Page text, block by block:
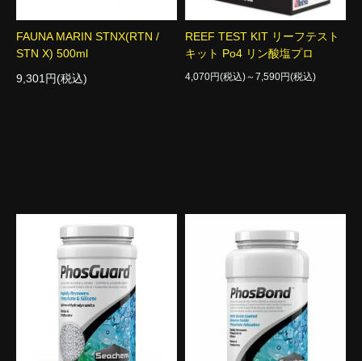
FAUNA MARIN STNX(RTN /
STN X) 500ml
9,301円(税込)
REEF TEST KIT リーフテスト
キット Po4 リン酸塩プロ
4,070円(税込)～7,590円(税込)